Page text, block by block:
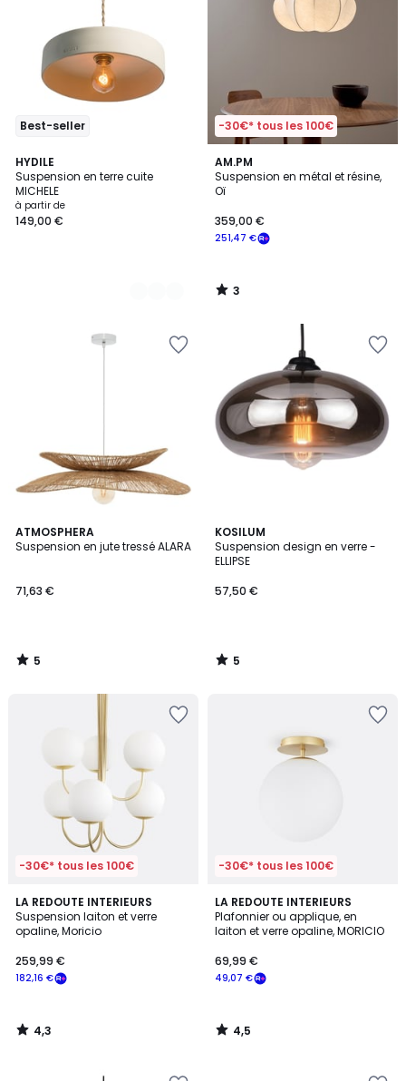
Best-seller
HYDILE
Suspension en terre cuite
MICHELE
à partir de
149,00 €
2
Couleurs
-30€* tous les 100€
AM.PM
Suspension en métal et résine,
Oï
251,47 €
359,00 €
3
/
5
3
/
ATMOSPHERA
Suspension en jute tressé ALARA
71,63 €
5
/
5
/
KOSILUM
Suspension design en verre -
ELLIPSE
57,50 €
5
/
5
5
/
-30€* tous les 100€
LA REDOUTE INTERIEURS
Suspension laiton et verre
opaline, Moricio
182,16 €
259,99 €
4,3
/ 5
4,3
/
-30€* tous les 100€
LA REDOUTE INTERIEURS
Plafonnier ou applique, en
laiton et verre opaline, MORICIO
49,07 €
69,99 €
4,5
/ 5
4,5
/